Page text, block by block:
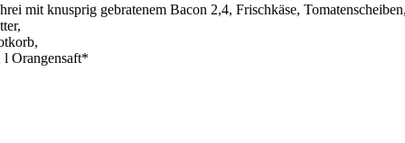
mit knusprig gebratenem Bacon 2,4, Frischkäse,
l Orangensaft*